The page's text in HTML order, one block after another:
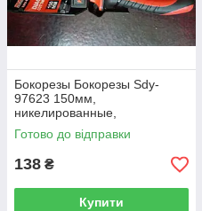
Бокорезы Бокорезы Sdy-
97623 150мм,
никелированные,
двухкомпонентные рукоятки
HORUSDY
Готово до відправки
138 ₴
Купити